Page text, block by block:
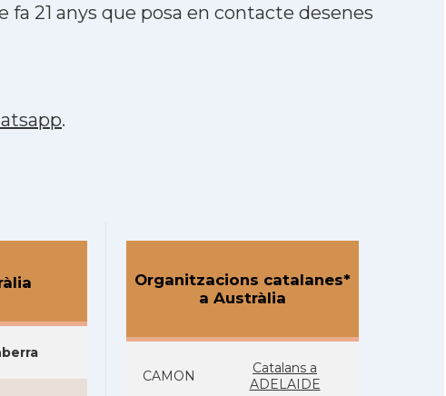
21 anys que posa en contacte desenes
.
Organitzacions catalanes*
a Austràlia
CAMON
Catalans a
ADELAIDE